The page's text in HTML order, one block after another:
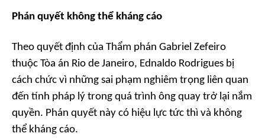
Phán quyết không thể kháng cáo
Theo quyết định của Thẩm phán Gabriel Zefeiro
thuộc Tòa án Rio de Janeiro, Ednaldo Rodrigues bị
cách chức vì những sai phạm nghiêm trọng liên quan
đến tính pháp lý trong quá trình ông quay trở lại nắm
quyền. Phán quyết này có hiệu lực tức thì và không
thể kháng cáo.